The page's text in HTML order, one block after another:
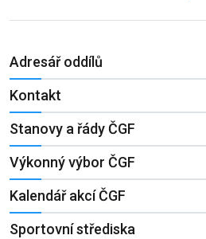
Adresář oddílů
Kontakt
Stanovy a řády ČGF
Výkonný výbor ČGF
Kalendář akcí ČGF
Sportovní střediska